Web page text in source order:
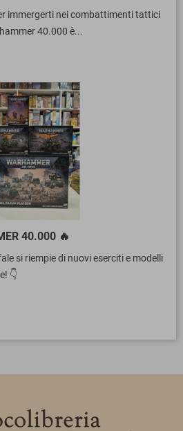
immergerti nei combattimenti tattici
40.000 è...
40.000 🔥
si riempie di nuovi eserciti e modelli
👇